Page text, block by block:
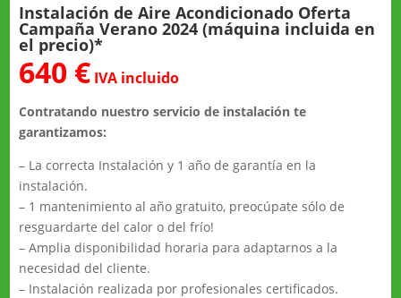
Instalación de Aire Acondicionado Oferta
Campaña Verano 2024 (máquina incluida en
el precio)*
640 € IVA incluido
Contratando nuestro servicio de instalación te
garantizamos:
– La correcta Instalación y 1 año de garantía en la
instalación.
– 1 mantenimiento al año gratuito, preocúpate sólo de
resguardarte del calor o del frío!
– Amplia disponibilidad horaria para adaptarnos a la
necesidad del cliente.
– Instalación realizada por profesionales certificados.